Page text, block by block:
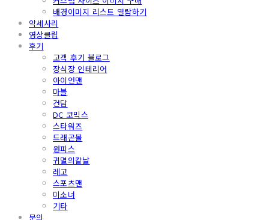
배경이미지 리스트 열람하기
악세사리
영상클립
후기
고객 후기 블로그
장식장 인테리어
아이언맨
마블
건담
DC 코믹스
스타워즈
드래곤볼
원피스
귀멸의칼날
레고
스포츠맨
미소녀
기타
문의